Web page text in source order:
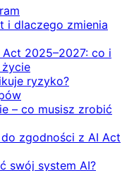
i dlaczego zmienia
2025–2027: co i
ryzyko?
– co musisz zrobić
zgodności z AI Act
swój system AI?